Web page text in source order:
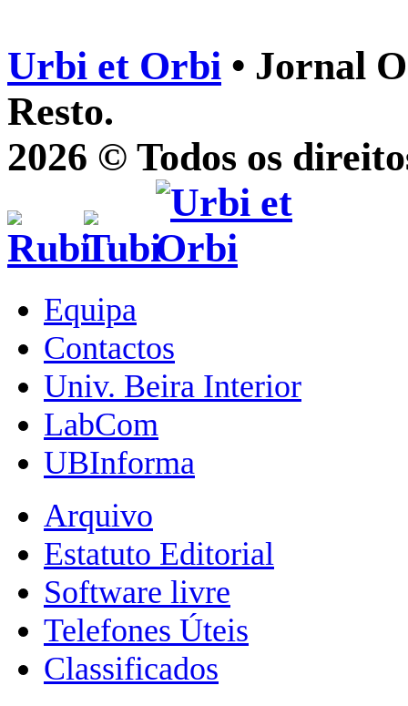
Urbi et Orbi • Jornal
Resto.
2026 © Todos os
Equipa
Contactos
Univ. Beira Interior
LabCom
UBInforma
Arquivo
Estatuto Editorial
Software livre
Telefones Úteis
Classificados